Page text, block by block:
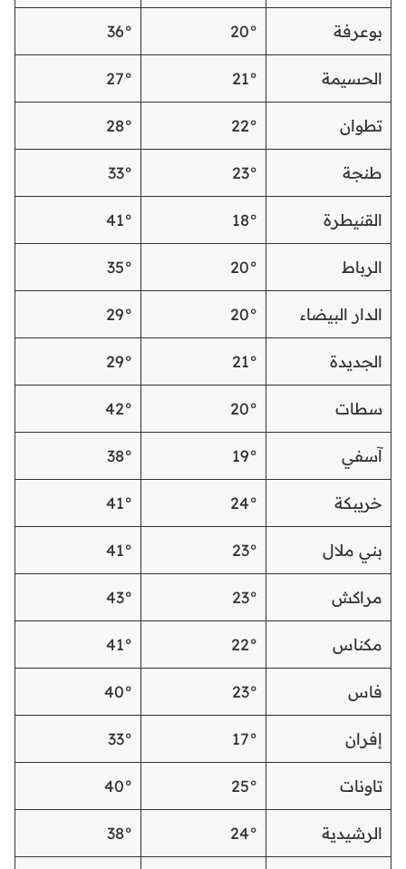
بوعرفة 20°
36°
الحسيمة 21°
27°
تطوان 22°
28°
طنجة 23°
33°
القنيطرة 18°
41°
الرباط 20°
35°
الدار البيضاء 20°
29°
الجديدة 21°
29°
سطات 20°
42°
آسفي 19°
38°
خريبكة 24°
41°
بني ملال 23°
41°
مراكش 23°
43°
مكناس 22°
41°
فاس 23°
40°
إفران 17°
33°
تاونات 25°
40°
الرشيدية 24°
38°